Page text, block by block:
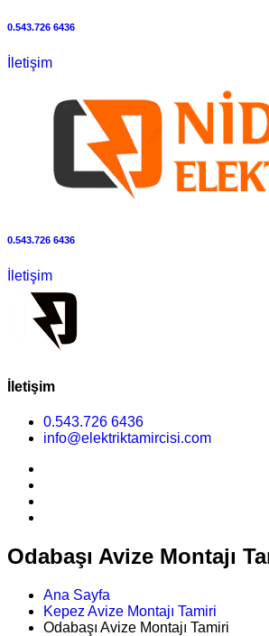
0.543.726 6436
İletişim
0.543.726 6436
İletişim
İletişim
0.543.726 6436
info@elektriktamircisi.com
Odabaşı Avize Montajı
Ana Sayfa
Kepez Avize Montajı Tamiri
Odabaşı Avize Montajı Tamiri